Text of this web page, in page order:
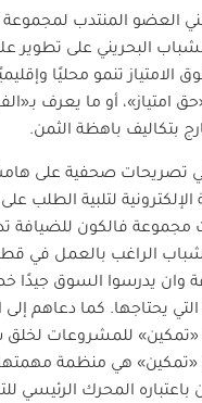
العضو المنتدب لمجموعة
البحريني على تطوير
الامتياز تنمو محليًا
امتياز»، أو ما يعرف
بتكاليف باهظة الثمن.
في تصريحات صحفية على
لتلبية الطلب
مجموعة فالكون للضيافة
الراغب بالعمل في
وان يدرسوا السوق جيدًا
يحتاجها. كما دعاهم إلى
«تمكين» للمشروعات
«تمكين» هي منظمة
المحرك الرئيسي